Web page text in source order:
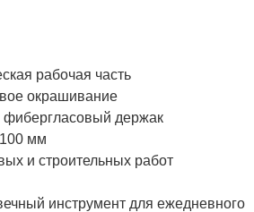
рабочая часть
окрашивание
фибергласовый держак
мм
и строительных работ
инструмент для ежедневного